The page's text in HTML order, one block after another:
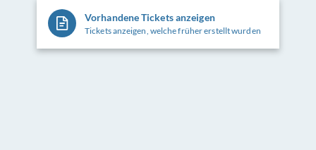
Vorhandene Tickets anzeigen
Tickets anzeigen, welche früher erstellt wurden